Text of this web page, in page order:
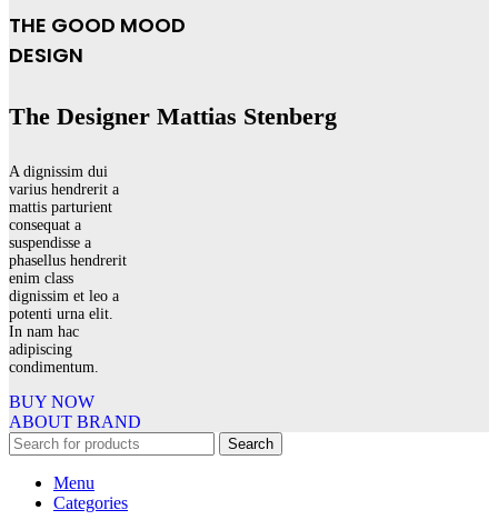
THE GOOD MOOD
DESIGN
The Designer Mattias Stenberg
A dignissim dui
varius hendrerit a
mattis parturient
consequat a
suspendisse a
phasellus hendrerit
enim class
dignissim et leo a
potenti urna elit.
In nam hac
adipiscing
condimentum.
BUY NOW
ABOUT BRAND
Search
Menu
Categories